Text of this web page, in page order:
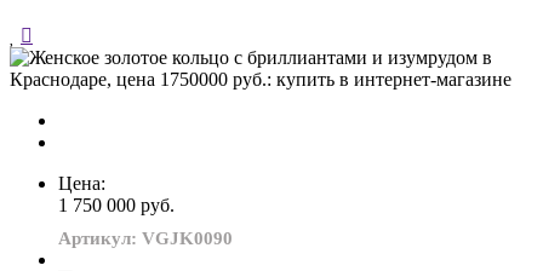
Цена:
1 750 000 руб.
Артикул: VGJK0090